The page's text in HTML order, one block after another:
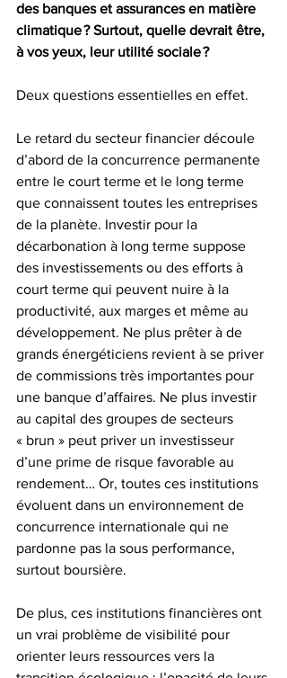
des banques et assurances en matière
climatique ? Surtout, quelle devrait être,
à vos yeux, leur utilité sociale ?
Deux questions essentielles en effet.
Le retard du secteur financier découle
d’abord de la concurrence permanente
entre le court terme et le long terme
que connaissent toutes les entreprises
de la planète. Investir pour la
décarbonation à long terme suppose
des investissements ou des efforts à
court terme qui peuvent nuire à la
productivité, aux marges et même au
développement. Ne plus prêter à de
grands énergéticiens revient à se priver
de commissions très importantes pour
une banque d’affaires. Ne plus investir
au capital des groupes de secteurs
« brun » peut priver un investisseur
d’une prime de risque favorable au
rendement… Or, toutes ces institutions
évoluent dans un environnement de
concurrence internationale qui ne
pardonne pas la sous performance,
surtout boursière.
De plus, ces institutions financières ont
un vrai problème de visibilité pour
orienter leurs ressources vers la